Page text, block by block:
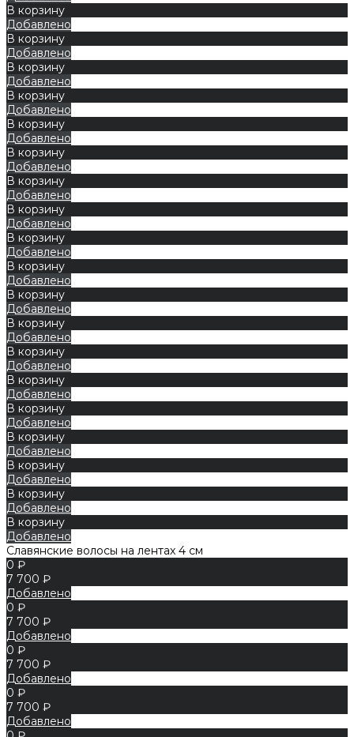
В корзину
Добавлено
В корзину
Добавлено
В корзину
Добавлено
В корзину
Добавлено
В корзину
Добавлено
В корзину
Добавлено
В корзину
Добавлено
В корзину
Добавлено
В корзину
Добавлено
В корзину
Добавлено
В корзину
Добавлено
В корзину
Добавлено
В корзину
Добавлено
В корзину
Добавлено
В корзину
Добавлено
В корзину
Добавлено
В корзину
Добавлено
В корзину
Добавлено
В корзину
Добавлено
Славянские волосы на лентах 4 см
0 ₽
7 700 ₽
Добавлено
0 ₽
7 700 ₽
Добавлено
0 ₽
7 700 ₽
Добавлено
0 ₽
7 700 ₽
Добавлено